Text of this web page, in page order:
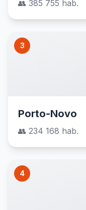
👥 385 755 hab.
3
Porto-Novo
👥 234 168 hab.
4